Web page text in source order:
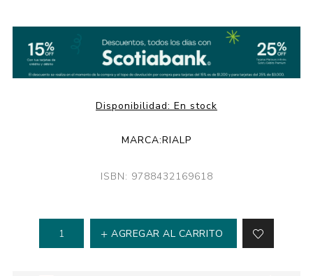
Disponibilidad: En stock
MARCA:RIALP
ISBN: 9788432169618
AGREGAR AL CARRITO